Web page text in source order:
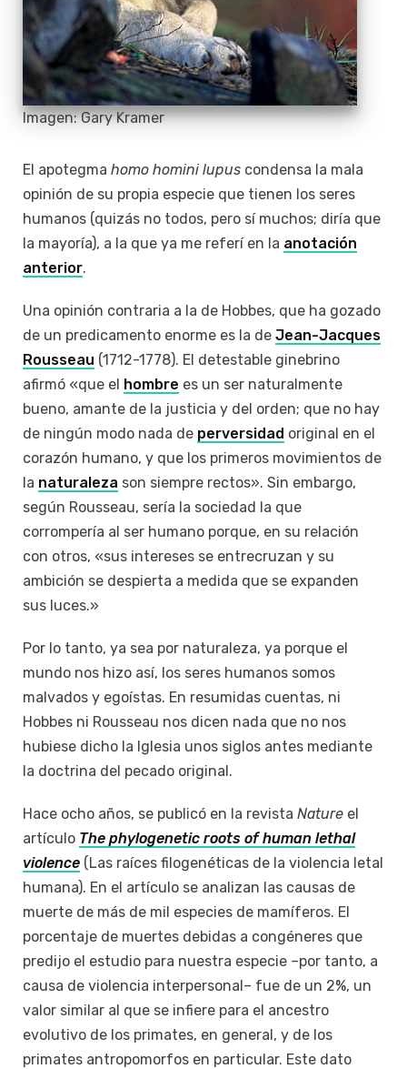
Imagen: Gary Kramer
El apotegma homo homini lupus condensa la mala
opinión de su propia especie que tienen los seres
humanos (quizás no todos, pero sí muchos; diría que
la mayoría), a la que ya me referí en la anotación
anterior.
Una opinión contraria a la de Hobbes, que ha gozado
de un predicamento enorme es la de Jean-Jacques
Rousseau (1712-1778). El detestable ginebrino
afirmó ­«que el hombre es un ser naturalmente
bueno, amante de la justicia y del orden; que no hay
de ningún modo nada de perversidad original en el
corazón humano, y que los primeros movimientos de
la naturaleza son siempre rectos». Sin embargo,
según Rousseau, sería la sociedad la que
corrompería al ser humano porque, en su relación
con otros, «sus intereses se entrecruzan y su
ambición se despierta a medida que se expanden
sus luces.»
Por lo tanto, ya sea por naturaleza, ya porque el
mundo nos hizo así, los seres humanos somos
malvados y egoístas. En resumidas cuentas, ni
Hobbes ni Rousseau nos dicen nada que no nos
hubiese dicho la Iglesia unos siglos antes mediante
la doctrina del pecado original.
Hace ocho años, se publicó en la revista Nature el
artículo The phylogenetic roots of human lethal
violence (Las raíces filogenéticas de la violencia letal
humana). En el artículo se analizan las causas de
muerte de más de mil especies de mamíferos. El
porcentaje de muertes debidas a congéneres que
predijo el estudio para nuestra especie –por tanto, a
causa de violencia interpersonal– fue de un 2%, un
valor similar al que se infiere para el ancestro
evolutivo de los primates, en general, y de los
primates antropomorfos en particular. Este dato